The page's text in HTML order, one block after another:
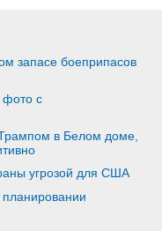
запасе боеприпасов
фото с
в Белом доме,
угрозой для США